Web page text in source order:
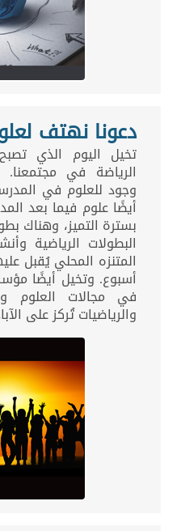
دعونا نهتف
تخيل اليوم الذي
الرياضة في
وجود للعلوم في
أيضًا علوم فيما بعد
بسترة التميز، وهناك
البطولات الرياضية
المتنزه المحلي يُقبل
أسبوع. وتخيل أيضًا
في مجالات العلوم
والرياضيات تُركز على